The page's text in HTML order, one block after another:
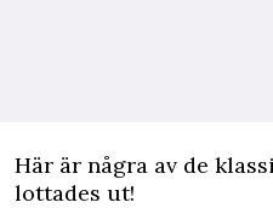
Här är några av de
lottades ut!